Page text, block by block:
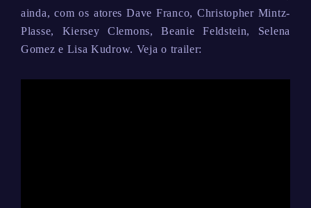
ainda, com os atores Dave Franco, Christopher Mintz-
Plasse, Kiersey Clemons, Beanie Feldstein, Selena
Gomez e Lisa Kudrow. Veja o trailer: